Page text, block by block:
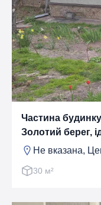
Частина
Золотий берег,
Не вказана,
30 м²